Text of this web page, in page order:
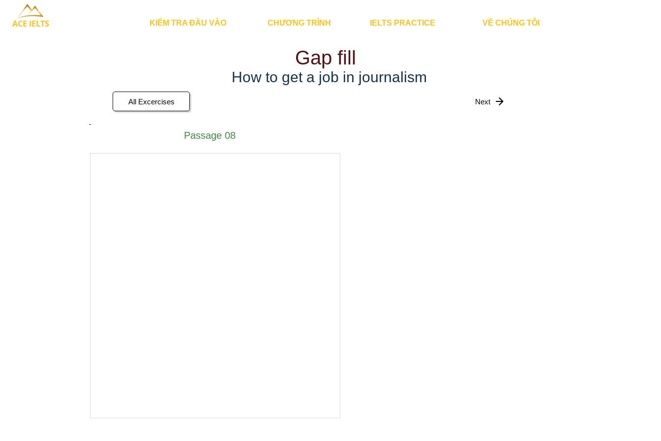
ACE IELTS KIỂM TRA ĐẦU VÀO CHƯƠNG TRÌNH IELTS PRACTICE VỀ CHÚNG TÔI
Gap fill
How to get a job in journalism
All Excercises Next
Passage 08